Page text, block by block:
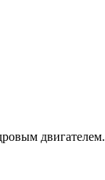
двигателем.